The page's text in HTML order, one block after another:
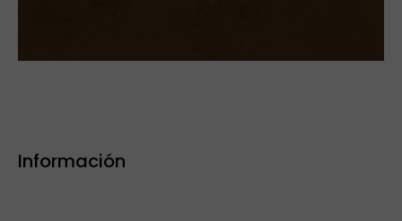
Información